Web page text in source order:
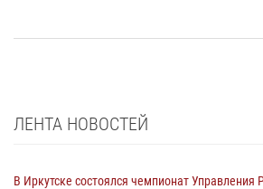
ЛЕНТА НОВОСТЕЙ
В Иркутске состоялся чемпионат Управления